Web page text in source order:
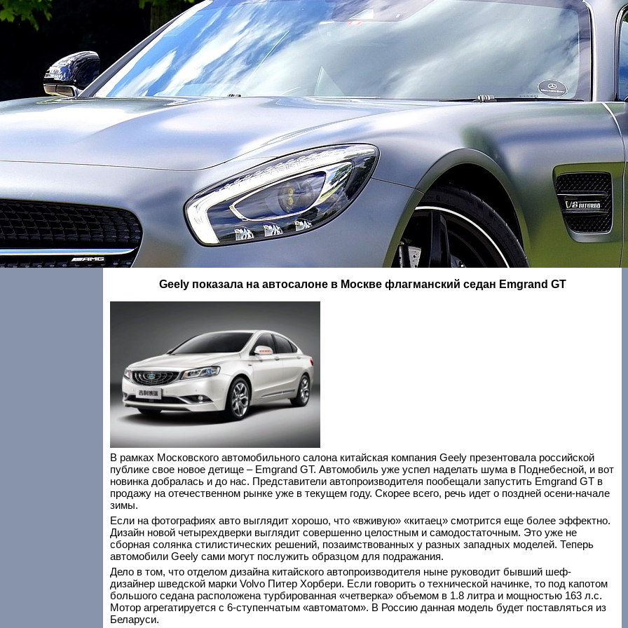
Geely показала на автосалоне в Москве флагманский седан Emgrand GT
В рамках Московского автомобильного салона китайская компания Geely презентовала российской
публике свое новое детище – Emgrand GT. Автомобиль уже успел наделать шума в Поднебесной, и вот
новинка добралась и до нас. Представители автопроизводителя пообещали запустить Emgrand GT в
продажу на отечественном рынке уже в текущем году. Скорее всего, речь идет о поздней осени-начале
зимы.
Если на фотографиях авто выглядит хорошо, что «вживую» «китаец» смотрится еще более эффектно.
Дизайн новой четырехдверки выглядит совершенно целостным и самодостаточным. Это уже не
сборная солянка стилистических решений, позаимствованных у разных западных моделей. Теперь
автомобили Geely сами могут послужить образцом для подражания.
Дело в том, что отделом дизайна китайского автопроизводителя ныне руководит бывший шеф-
дизайнер шведской марки Volvo Питер Хорбери. Если говорить о технической начинке, то под капотом
большого седана расположена турбированная «четверка» объемом в 1.8 литра и мощностью 163 л.с.
Мотор агрегатируется с 6-ступенчатым «автоматом». В Россию данная модель будет поставляться из
Беларуси.